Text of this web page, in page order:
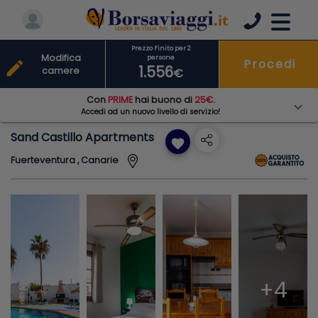
Sand Castillo Apartments favorite
Fuerteventura , Canarie
+4
Prezzo Finito per 2
persone
1.556€
Procedi
edit
Modifica
camere
Con PRIMEhai buono di 25€.
Accedi ad un nuovo livello di servizio!